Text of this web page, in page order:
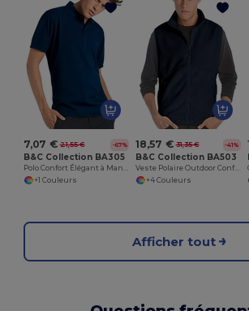
7,07 € 21,55 € -67%
B&C Collection BA305
Polo Confort Élégant à Manches Courtes
+1 Couleurs
18,57 € 31,35 € -41%
B&C Collection BA503
Veste Polaire Outdoor Confort
+4 Couleurs
Afficher tout